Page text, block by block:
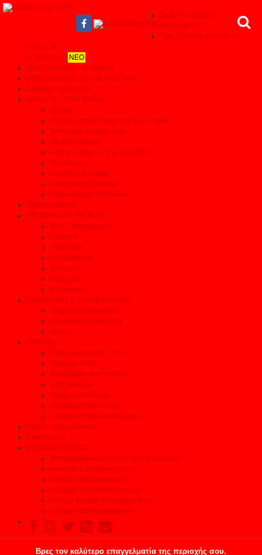
Τιμές Καινούριων
αυτοκινήτων
Τιμές Leasing για όλες τις
κατηγορίες
αυτοκινήτων ΝΕΟ
Test Συνεργείων - Το θαύμα!
Αξίζουν ή δεν αξίζουν τα λεφτά τους
Απόψεις - Αναλύσεις
ΔΟΚΙΜΕΣ - ΣΥΓΚΡΙΤΙΚΑ
Δοκιμές
Αποκαλυπτικά Συγκριτικά σε 11 τομείς
Συγκριτικά αυτοκινήτων
Μεγάλες δοκιμές
Αρθρα & Ερευνες της AUTOBILD
Τα καλύτερα
Αγοραστικά θέματα
Ηλεκτρικά αυτοκίνητα
Παρουσιάσεις Μοντέλων
Όλες οι ειδήσεις
ΠΡΟΙΟΝΤΑ & ΥΠΗΡΕΣΙΕΣ
Βρες Επαγγελματία
Ελαστικά
After sales
Ανταλλακτικά
Συνεργεία
Αξεσουάρ
Φανοποιεία
ΣΥΜΒΟΥΛΕΣ & ΤΕΧΝΙΚΑ ΑΡΘΡΑ
Συμβουλές οικονομίας
Οδηγείστε με ασφάλεια
Τεχνικά
ΧΡΗΣΙΜΑ
Τέλη κυκλοφορίας 2026
Τεκμήρια 2026
Μεταβίβαση αυτοκινήτου
Τιμές Διοδίων
Τηλέφωνα Ανάγκης
Δικαιολογητικά ΚΤΕΟ
Δικαιολογητικά Ανακύκλωσης
Ηλεκτρονικές εκδόσεις
Επικοινωνία
ΜΕΤΑΧΕΙΡΙΣΜΕΝΟ
Μεταχειρισμένα μέχρι και 35% φτηνότερα
Αναζήτηση μεταχειρισμένου
Δοκιμές Μεταχειρισμένων
Αγοράζοντας Μεταχειρισμένο
Οδηγός Αγοράς Μεταχειρισμένου
Έμποροι Μεταχειρισμένων